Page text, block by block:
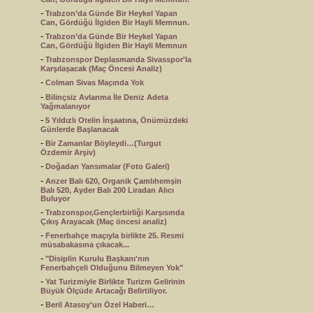
- Trabzon’da Günde Bir Heykel Yapan
Can, Gördüğü İlgiden Bir Hayli Memnun.
- Trabzon’da Günde Bir Heykel Yapan
Can, Gördüğü İlgiden Bir Hayli Memnun
- Trabzonspor Deplasmanda Sivasspor'la
Karşılaşacak (Maç Öncesi Analiz)
- Colman Sivas Maçında Yok
- Bilinçsiz Avlanma İle Deniz Adeta
Yağmalanıyor
- 5 Yıldızlı Otelin İnşaatına, Önümüzdeki
Günlerde Başlanacak
- Bir Zamanlar Böyleydi…(Turgut
Özdemir Arşiv)
- Doğadan Yansımalar (Foto Galeri)
- Anzer Balı 620, Organik Çamlıhemşin
Balı 520, Ayder Balı 200 Liradan Alıcı
Buluyor
- Trabzonspor,Gençlerbirliği Karşısında
Çıkış Arayacak (Maç öncesi analiz)
- Fenerbahçe maçıyla birlikte 25. Resmi
müsabakasına çıkacak...
- "Disiplin Kurulu Başkanı'nın
Fenerbahçeli Olduğunu Bilmeyen Yok"
- Yat Turizmiyle Birlikte Turizm Gelirinin
Büyük Ölçüde Artacağı Belirtiliyor.
- Beril Atasoy'un Özel Haberi…